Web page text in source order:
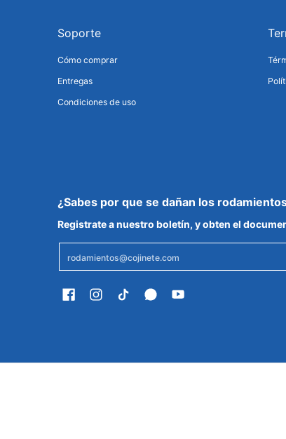
Soporte
Cómo comprar
Entregas
Condiciones de uso
¿Sabes por que se dañan los
Registrate a nuestro boletín, y obten el